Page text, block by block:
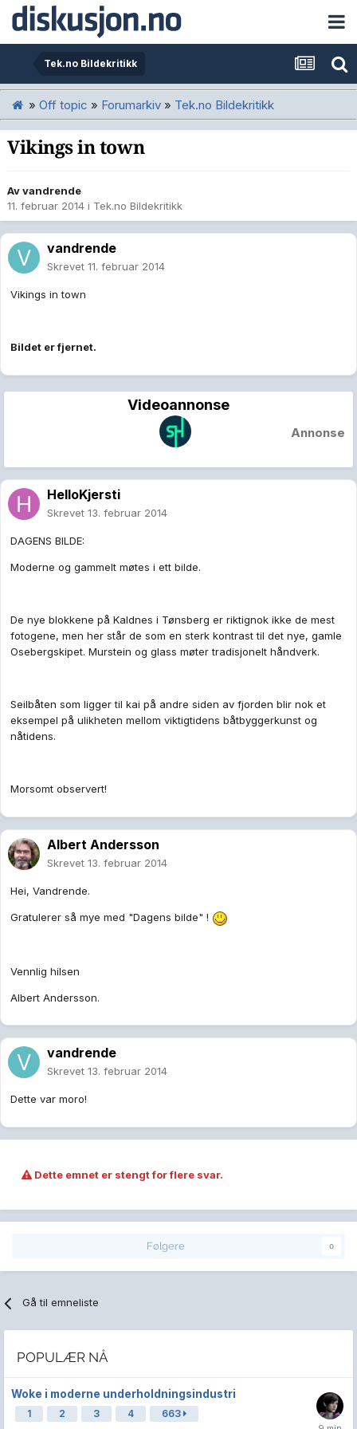
Tek.no Bildekritikk
» Off topic » Forumarkiv » Tek.no Bildekritikk
Vikings in town
Avvandrende
11. februar 2014 i Tek.no Bildekritikk
vandrende
Skrevet 11. februar 2014
Vikings in town
Bildet er fjernet.
Videoannonse
Annonse
HelloKjersti
Skrevet 13. februar 2014
DAGENS BILDE:
Moderne og gammelt møtes i ett bilde.
De nye blokkene på Kaldnes i Tønsberg er riktignok ikke de mest
fotogene, men her står de som en sterk kontrast til det nye, gamle
Osebergskipet. Murstein og glass møter tradisjonelt håndverk.
Seilbåten som ligger til kai på andre siden av fjorden blir nok et
eksempel på ulikheten mellom viktigtidens båtbyggerkunst og
nåtidens.
Morsomt observert!
Albert Andersson
Skrevet 13. februar 2014
Hei, Vandrende.
Gratulerer så mye med "Dagens bilde" !
Vennlig hilsen
Albert Andersson.
vandrende
Skrevet 13. februar 2014
Dette var moro!
Dette emnet er stengt for flere svar.
Følgere 0
Gå til emneliste
POPULÆR NÅ
Woke i moderne underholdningsindustri
1 2 3 4 663